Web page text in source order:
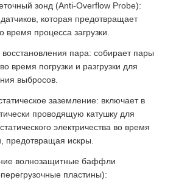
зонд (Anti-Overflow Probe):
которая предотвращает
время процесса загрузки.
пара: собирает пары
время погрузки и разгрузки для
выбросов.
заземление: включает в
проводящую катушку для
электричества во время
предотвращая искры.
волнозащитные баффли
пластины):